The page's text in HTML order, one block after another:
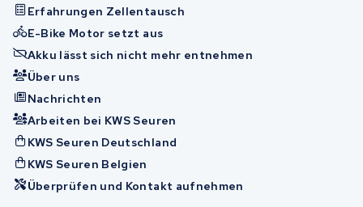
Erfahrungen Zellentausch
E-Bike Motor setzt aus
Akku lässt sich nicht mehr entnehmen
Über uns
Nachrichten
Arbeiten bei KWS Seuren
KWS Seuren Deutschland
KWS Seuren Belgien
Überprüfen und Kontakt aufnehmen